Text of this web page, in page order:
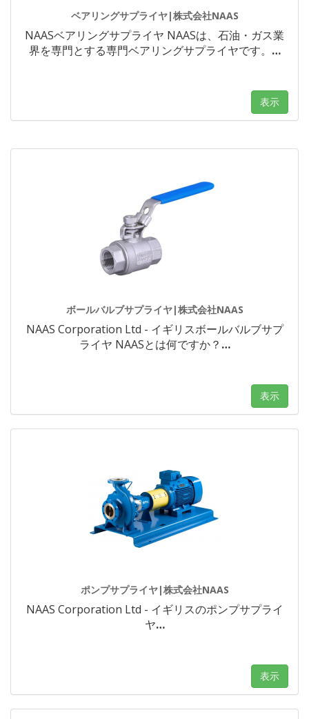
ベアリングサプライヤ|株式会社NAAS
NAASベアリングサプライヤ NAASは、石油・ガス業
界を専門とする専門ベアリングサプライヤです。 …
表示
ボールバルブサプライヤ|株式会社NAAS
NAAS Corporation Ltd - イギリスボールバルブサプ
ライヤ NAASとは何ですか？ …
表示
ポンプサプライヤ|株式会社NAAS
NAAS Corporation Ltd - イギリスのポンプサプライ
ヤ…
表示